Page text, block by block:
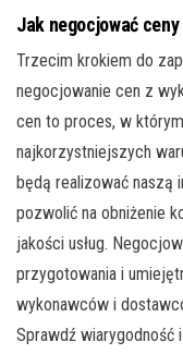
Jak negocjować
Trzecim krokiem do
negocjowanie cen z
cen to proces, w
najkorzystniejszych
będą realizować naszą
pozwolić na obniżenie
jakości usług.
przygotowania i
wykonawców i
Sprawdź wiarygodność